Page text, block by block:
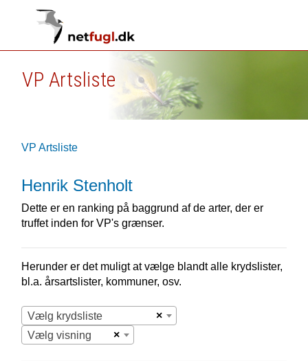
VP Artsliste
VP Artsliste
Henrik Stenholt
Dette er en ranking på baggrund af de arter, der er
truffet inden for VP's grænser.
Herunder er det muligt at vælge blandt alle krydslister,
bl.a. årsartslister, kommuner, osv.
×
Vælg krydsliste
×
Vælg visning